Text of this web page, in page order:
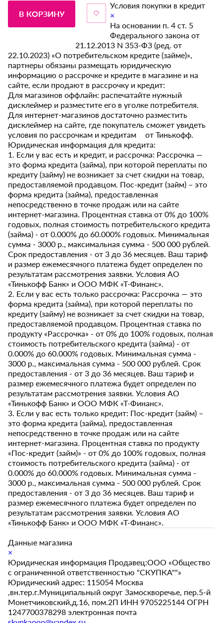
В КОРЗИНУ
Условия покупки в кредит
×
На основании п. 4 ст. 5
Федерального закона от
21.12.2013 N 353-ФЗ (ред. от
22.10.2023) «О потребительском кредите (займе)»,
партнеры обязаны размещать юридическую
информацию о рассрочке и кредите в магазине и на
сайте, если продают в рассрочку и кредит:
Для магазинов оффлайн: распечатайте нужный
дисклеймер и разместите его в уголке потребителя.
Для интернет-магазинов достаточно разместить
дисклеймер на сайте, где покупатель сможет увидеть
условия по рассрочкам и кредитам от Тинькофф.
Юридическая информация для кредита:
1. Если у вас есть и кредит, и рассрочка: Рассрочка —
это форма кредита (займа), при которой переплаты по
кредиту (займу) не возникает за счет скидки на товар,
предоставляемой продавцом. Пос-кредит (займ) – это
форма кредита (займа), предоставленная
непосредственно в точке продаж или на сайте
интернет-магазина. Процентная ставка от 0% до 100%
годовых, полная стоимость потребительского кредита
(займа) - от 0.000% до 60.000% годовых. Минимальная
сумма - 3000 р., максимальная сумма - 500 000 рублей.
Срок предоставления - от 3 до 36 месяцев. Ваш тариф
и размер ежемесячного платежа будет определен по
результатам рассмотрения заявки. Условия АО
«Тинькофф Банк» и ООО МФК «Т-Финанс».
2. Если у вас есть только рассрочка: Рассрочка — это
форма кредита (займа), при которой переплаты по
кредиту (займу) не возникает за счет скидки на товар,
предоставляемой продавцом. Процентная ставка по
продукту «Рассрочка» - от 0% до 100% годовых, полная
стоимость потребительского кредита (займа) - от
0.000% до 60.000% годовых. Минимальная сумма -
3000 р., максимальная сумма - 500 000 рублей. Срок
предоставления - от 3 до 36 месяцев. Ваш тариф и
размер ежемесячного платежа будет определен по
результатам рассмотрения заявки. Условия АО
«Тинькофф Банк» и ООО МФК «Т-Финанс».
3. Если у вас есть только кредит: Пос-кредит (займ) –
это форма кредита (займа), предоставленная
непосредственно в точке продаж или на сайте
интернет-магазина. Процентная ставка по продукту
«Пос-кредит (займ)» - от 0% до 100% годовых, полная
стоимость потребительского кредита (займа) - от
0.000% до 60.000% годовых. Минимальная сумма -
3000 р., максимальная сумма - 500 000 рублей. Срок
предоставления - от 3 до 36 месяцев. Ваш тариф и
размер ежемесячного платежа будет определен по
результатам рассмотрения заявки. Условия АО
«Тинькофф Банк» и ООО МФК «Т-Финанс».
Данные магазина
×
Юридическая информация Продавец:ООО «Общество
с ограниченной ответственностью "СКУПКА""»
Юридический адрес: 115054 Москва
,вн.тер.г.Муниципальный округ Замоскворечье, пер.5-й
Монетчиковский,д.16, пом.2П ИНН 9705225144 ОГРН
1247700378298 электронная почта